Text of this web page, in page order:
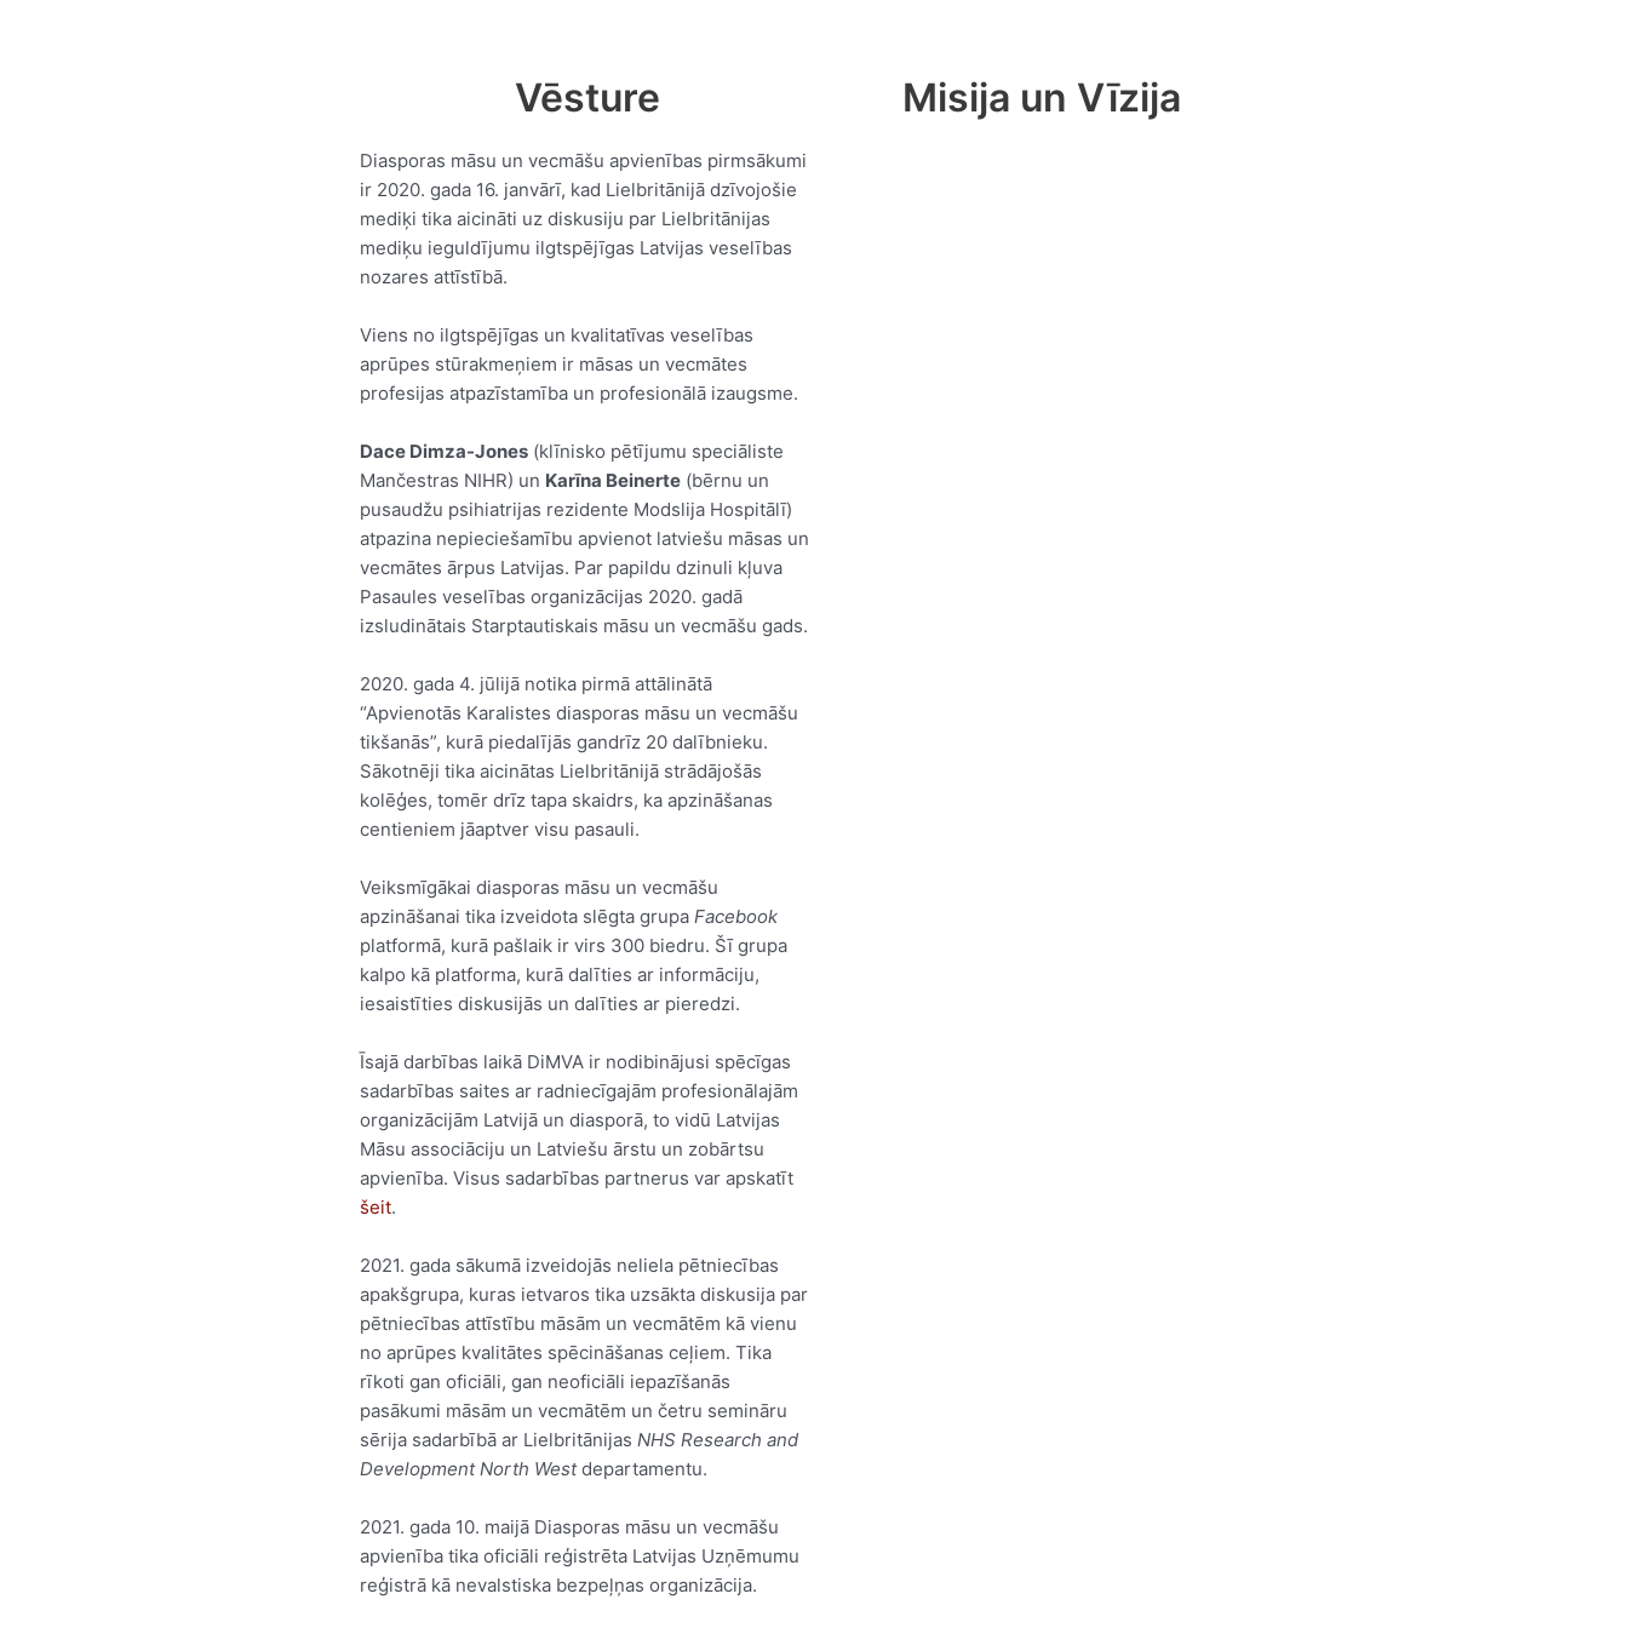
Vēsture
Diasporas māsu un vecmāšu apvienības pirmsākumi
ir 2020. gada 16. janvārī, kad Lielbritānijā dzīvojošie
mediķi tika aicināti uz diskusiju par Lielbritānijas
mediķu ieguldījumu ilgtspējīgas Latvijas veselības
nozares attīstībā.
Viens no ilgtspējīgas un kvalitatīvas veselības
aprūpes stūrakmeņiem ir māsas un vecmātes
profesijas atpazīstamība un profesionālā izaugsme.
Dace Dimza-Jones (klīnisko pētījumu speciāliste
Mančestras NIHR) un Karīna Beinerte (bērnu un
pusaudžu psihiatrijas rezidente Modslija Hospitālī)
atpazina nepieciešamību apvienot latviešu māsas un
vecmātes ārpus Latvijas. Par papildu dzinuli kļuva
Pasaules veselības organizācijas 2020. gadā
izsludinātais Starptautiskais māsu un vecmāšu gads.
2020. gada 4. jūlijā notika pirmā attālinātā
“Apvienotās Karalistes diasporas māsu un vecmāšu
tikšanās”, kurā piedalījās gandrīz 20 dalībnieku.
Sākotnēji tika aicinātas Lielbritānijā strādājošās
kolēģes, tomēr drīz tapa skaidrs, ka apzināšanas
centieniem jāaptver visu pasauli.
Veiksmīgākai diasporas māsu un vecmāšu
apzināšanai tika izveidota slēgta grupa Facebook
platformā, kurā pašlaik ir virs 300 biedru. Šī grupa
kalpo kā platforma, kurā dalīties ar informāciju,
iesaistīties diskusijās un dalīties ar pieredzi.
Īsajā darbības laikā DiMVA ir nodibinājusi spēcīgas
sadarbības saites ar radniecīgajām profesionālajām
organizācijām Latvijā un diasporā, to vidū Latvijas
Māsu associāciju un Latviešu ārstu un zobārtsu
apvienība. Visus sadarbības partnerus var apskatīt
šeit.
2021. gada sākumā izveidojās neliela pētniecības
apakšgrupa, kuras ietvaros tika uzsākta diskusija par
pētniecības attīstību māsām un vecmātēm kā vienu
no aprūpes kvalitātes spēcināšanas ceļiem. Tika
rīkoti gan oficiāli, gan neoficiāli iepazīšanās
pasākumi māsām un vecmātēm un četru semināru
sērija sadarbībā ar Lielbritānijas NHS Research and
Development North Westdepartamentu.
2021. gada 10. maijā Diasporas māsu un vecmāšu
apvienība tika oficiāli reģistrēta Latvijas Uzņēmumu
reģistrā kā nevalstiska bezpeļņas organizācija.
Misija un Vīzija